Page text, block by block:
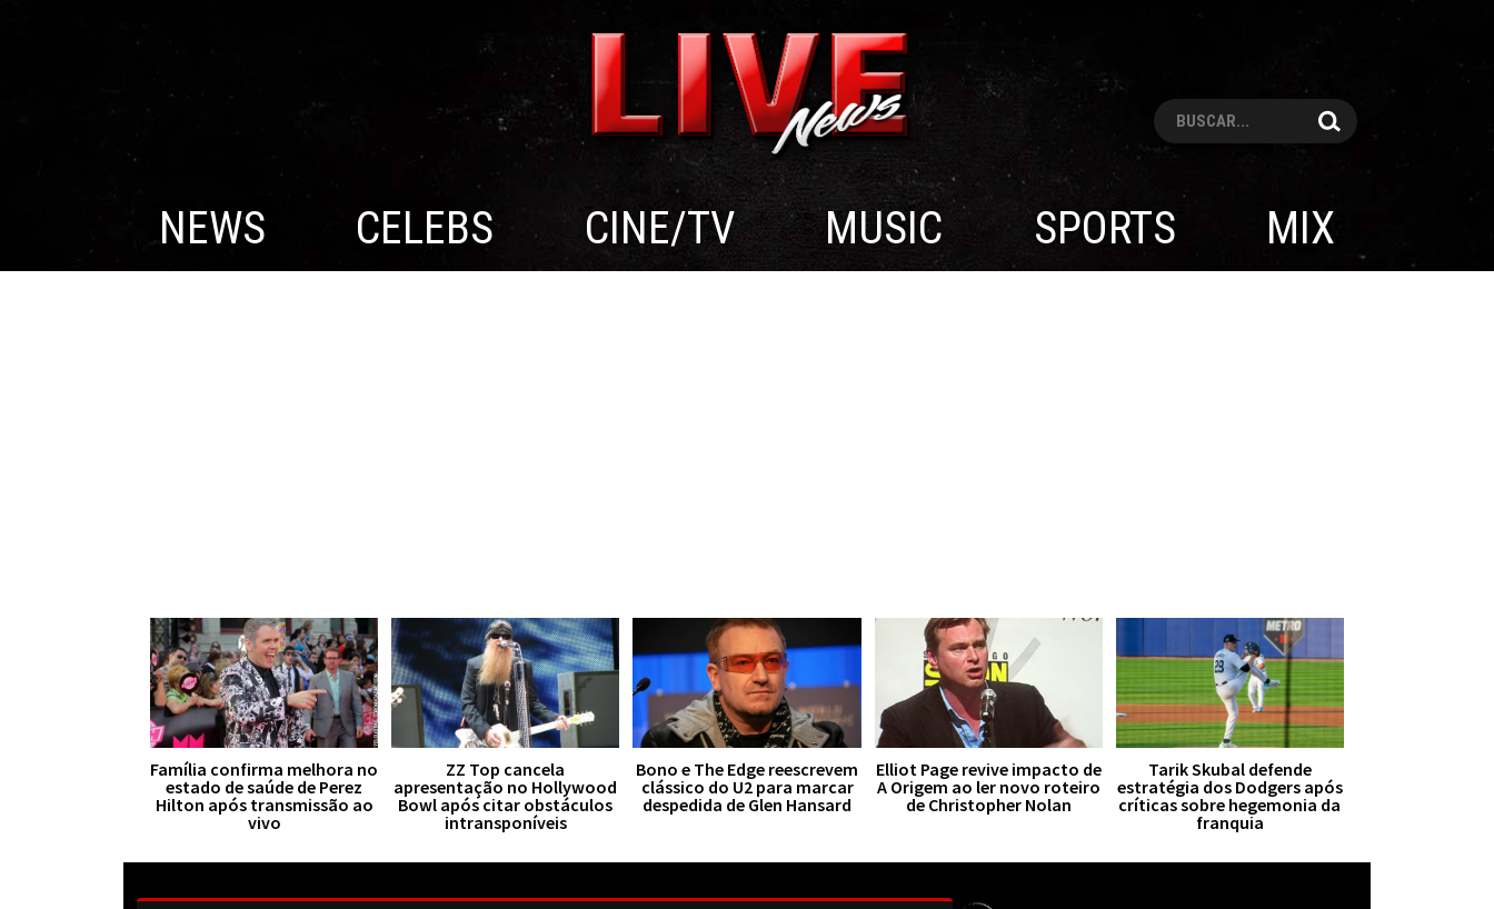
Pesquisar
NEWS CELEBS CINE/TV MUSIC SPORTS MIX
Família confirma melhora no
estado de saúde de Perez
Hilton após transmissão ao
vivo
ZZ Top cancela
apresentação no Hollywood
Bowl após citar obstáculos
intransponíveis
Bono e The Edge reescrevem
clássico do U2 para marcar
despedida de Glen Hansard
Elliot Page revive impacto de
A Origem ao ler novo roteiro
de Christopher Nolan
Tarik Skubal defende
estratégia dos Dodgers após
críticas sobre hegemonia da
franquia